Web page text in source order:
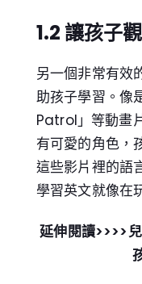
1.2 讓孩子
另一個非常有效
助孩子學習。像
Patrol」等動畫
有可愛的角色，
這些影片裡的語
學習英文就像在
延伸閱讀>>>>